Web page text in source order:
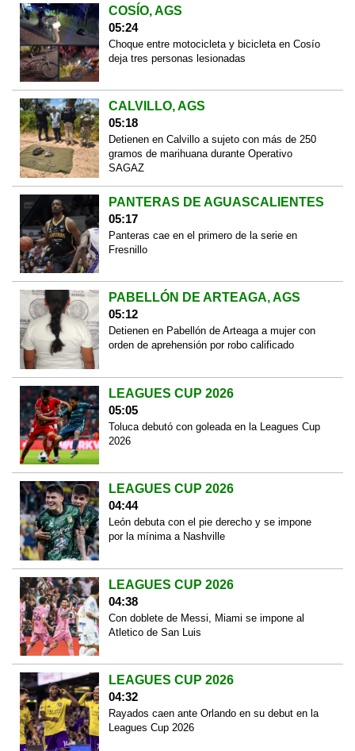
COSÍO, AGS
05:24
Choque entre motocicleta y bicicleta en Cosío
deja tres personas lesionadas
CALVILLO, AGS
05:18
Detienen en Calvillo a sujeto con más de 250
gramos de marihuana durante Operativo
SAGAZ
PANTERAS DE AGUASCALIENTES
05:17
Panteras cae en el primero de la serie en
Fresnillo
PABELLÓN DE ARTEAGA, AGS
05:12
Detienen en Pabellón de Arteaga a mujer con
orden de aprehensión por robo calificado
LEAGUES CUP 2026
05:05
Toluca debutó con goleada en la Leagues Cup
2026
LEAGUES CUP 2026
04:44
León debuta con el pie derecho y se impone
por la mínima a Nashville
LEAGUES CUP 2026
04:38
Con doblete de Messi, Miami se impone al
Atletico de San Luis
LEAGUES CUP 2026
04:32
Rayados caen ante Orlando en su debut en la
Leagues Cup 2026